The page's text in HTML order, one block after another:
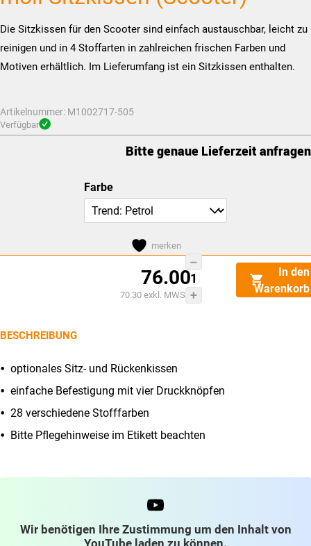
Die Sitzkissen für den Scooter sind einfach austauschbar, leicht zu
reinigen und in 4 Stoffarten in zahlreichen frischen Farben und
Motiven erhältlich. Im Lieferumfang ist ein Sitzkissen enthalten.
Artikelnummer: M1002717-505
Verfügbar
Bitte genaue Lieferzeit anfragen
Farbe
merken
76.00
70.30 exkl. MWST
moll
Sitzkissen
(Scooter)
In den
Warenkorb
Dieses
Produkt
weist
Optionen
auf
BESCHREIBUNG
optionales Sitz- und Rückenkissen
einfache Befestigung mit vier Druckknöpfen
28 verschiedene Stofffarben
Bitte Pflegehinweise im Etikett beachten
Wir benötigen Ihre Zustimmung um den Inhalt von